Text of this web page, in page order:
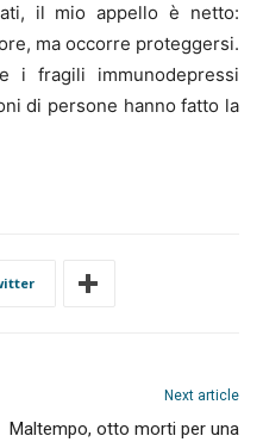
il mio appello è netto:
ma occorre proteggersi.
i fragili immunodepressi
di persone hanno fatto la
Next article
Maltempo, otto morti per una